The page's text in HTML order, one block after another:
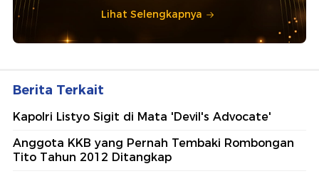
Lihat Selengkapnya
Berita Terkait
Kapolri Listyo Sigit di Mata 'Devil's Advocate'
Anggota KKB yang Pernah Tembaki Rombongan
Tito Tahun 2012 Ditangkap